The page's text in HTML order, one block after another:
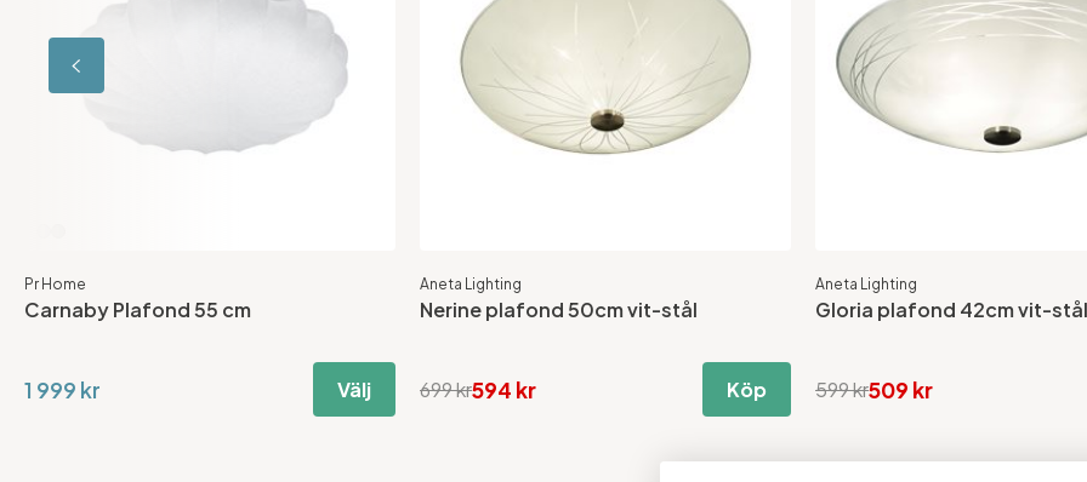
Pr Home
Carnaby Plafond 55 cm
1 999 kr Välj
Aneta Lighting
Nerine plafond 50cm vit-stål
594 kr
699 kr Köp
Aneta Lighting
Gloria plafond 42cm vit-stål
509 kr
599 kr